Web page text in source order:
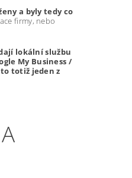
a byly tedy co
firmy, nebo
lokální službu
My Business /
totiž jeden z